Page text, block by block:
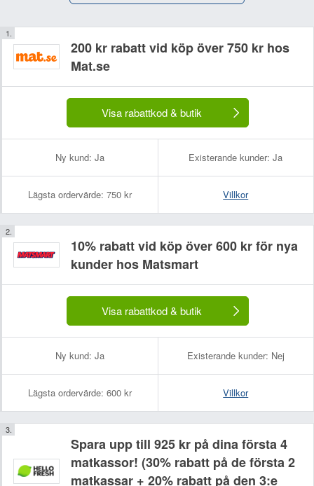
200 kr rabatt vid köp över 750 kr hos
Mat.se
Visa rabattkod & butik
Ny kund: Ja Existerande kunder: Ja
Lägsta ordervärde: 750 kr Villkor
10% rabatt vid köp över 600 kr för nya
kunder hos Matsmart
Visa rabattkod & butik
Ny kund: Ja Existerande kunder: Nej
Lägsta ordervärde: 600 kr Villkor
Spara upp till 925 kr på dina första 4
matkassor! (30% rabatt på de första 2
matkassar + 20% rabatt på den 3:e